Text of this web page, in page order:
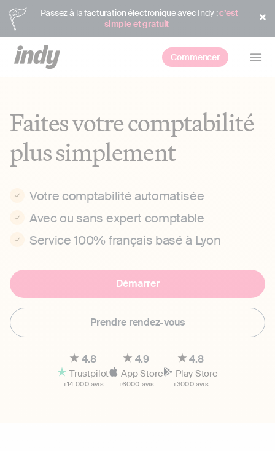
Passez à la facturation électronique avec Indy :c’est
simple et gratuit
Commencer
Faites votre comptabilité
plus simplement
Votre comptabilité automatisée
Avec ou sans expert comptable
Service 100% français basé à Lyon
Démarrer
Prendre rendez-vous
4.8
Trustpilot
+14 000 avis
4.9
App Store
+6000 avis
4.8
Play Store
+3000 avis